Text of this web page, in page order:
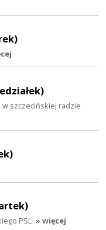
szczecińskiej radzie
PSL » więcej